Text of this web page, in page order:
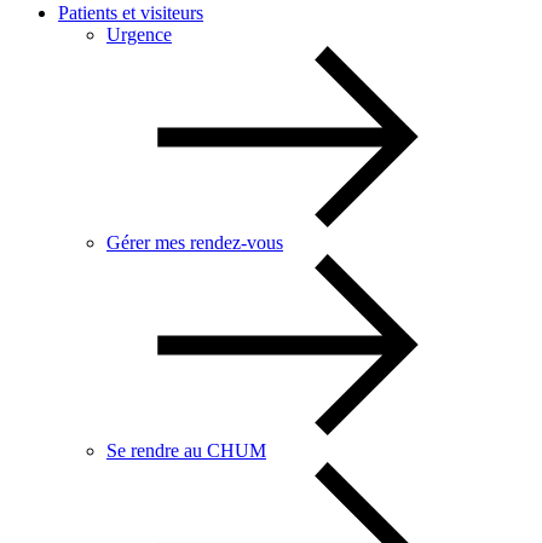
Patients et visiteurs
Urgence
Gérer mes rendez-vous
Se rendre au CHUM